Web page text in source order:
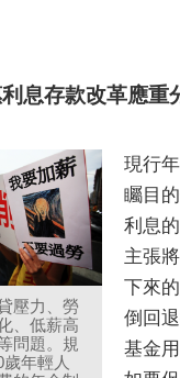
息存款改革應重
壓力、勞
、低薪高
問題。規
年輕人
現行
矚目
利息
主張
下來
倒回
基金